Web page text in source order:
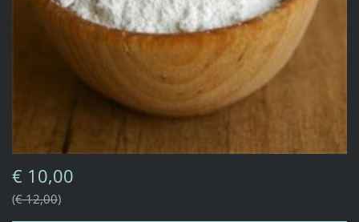
€ 10,00
€ 12,00